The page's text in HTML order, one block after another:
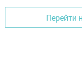
Перейти